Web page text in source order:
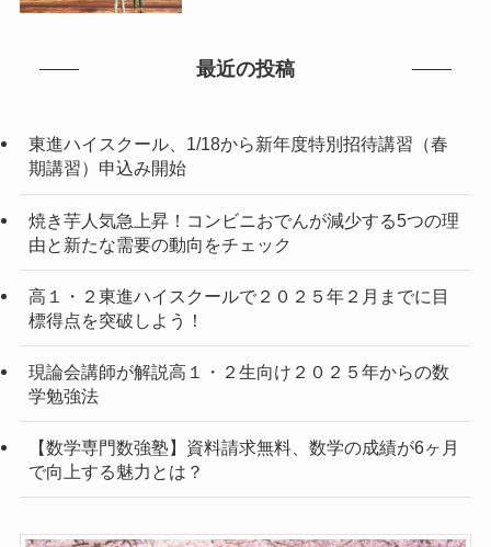
最近の投稿
東進ハイスクール、1/18から新年度特別招待講習（春
期講習）申込み開始
焼き芋人気急上昇！コンビニおでんが減少する5つの理
由と新たな需要の動向をチェック
高１・２東進ハイスクールで２０２５年２月までに目
標得点を突破しよう！
現論会講師が解説高１・２生向け２０２５年からの数
学勉強法
【数学専門数強塾】資料請求無料、数学の成績が6ヶ月
で向上する魅力とは？